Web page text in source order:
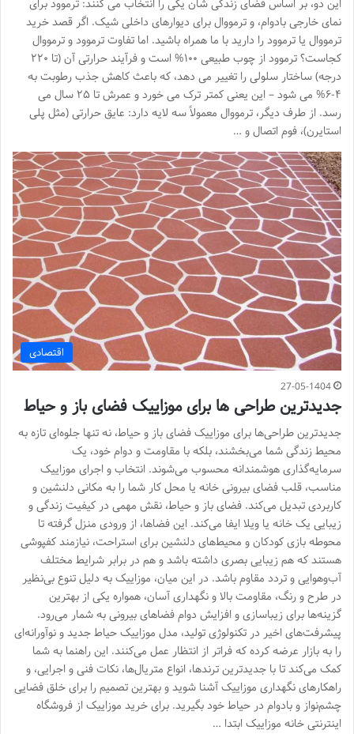
این دو، بر اساس فضای زندگی شان یکی را انتخاب می کنند: ترموود برای
نمای خارجی بادوام، و ترمووال برای دیوارهای داخلی شیک. اگر قصد خرید
ترمووال یا ترموود را دارید با ما همراه باشید. اما تفاوت ترموود و ترمووال
کجاست؟ ترموود از چوب طبیعی ۱۰۰% است و فرآیند حرارتی آن (تا ۲۲۰
درجه) ساختار سلولی را تغییر می دهد، که باعث کاهش جذب رطوبت به
۴-۶% می شود – این یعنی کمتر ترک می خورد و عمرش تا ۲۵ سال می
رسد. از طرف دیگر، ترمووال معمولاً سه لایه دارد: عایق حرارتی (مثل پلی
استایرن)، فوم اتصال و …
اقتصادی
27-05-1404
جدیدترین طراحی ها برای موزاییک فضای باز و حیاط
جدیدترین طراحی‌ها برای موزاییک فضای باز و حیاط، نه تنها جلوه‌ای تازه به
محیط زندگی شما می‌بخشند، بلکه با مقاومت و دوام خود، یک
سرمایه‌گذاری هوشمندانه محسوب می‌شوند. انتخاب و اجرای موزاییک
مناسب، قلب فضای بیرونی خانه یا محل کار شما را به مکانی دلنشین و
کاربردی تبدیل می‌کند. فضای باز و حیاط، نقش مهمی در کیفیت زندگی و
زیبایی یک خانه یا ویلا ایفا می‌کند. این فضاها، از ورودی منزل گرفته تا
محوطه بازی کودکان و محیط‌های دلنشین برای استراحت، نیازمند کفپوشی
هستند که هم زیبایی بصری داشته باشد و هم در برابر شرایط مختلف
آب‌وهوایی و تردد مقاوم باشد. در این میان، موزاییک به دلیل تنوع بی‌نظیر
در طرح و رنگ، مقاومت بالا و نگهداری آسان، همواره یکی از بهترین
گزینه‌ها برای زیباسازی و افزایش دوام فضاهای بیرونی به شمار می‌رود.
پیشرفت‌های اخیر در تکنولوژی تولید، مدل موزاییک حیاط جدید و نوآورانه‌ای
را به بازار عرضه کرده که فراتر از انتظار عمل می‌کنند. این راهنما به شما
کمک می‌کند تا با جدیدترین ترندها، انواع متریال‌ها، نکات فنی و اجرایی، و
راهکارهای نگهداری موزاییک آشنا شوید و بهترین تصمیم را برای خلق فضایی
چشم‌نواز و بادوام در حیاط خود بگیرید. برای خرید موزاییک از فروشگاه
اینترنتی خانه موزاییک ابتدا …